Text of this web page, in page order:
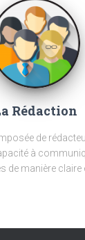
Rédaction
de
à
de manière claire